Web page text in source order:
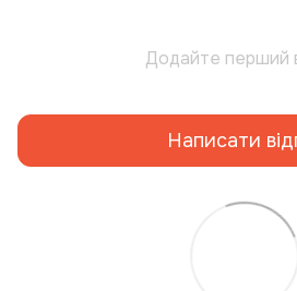
Додайте перший
Написати